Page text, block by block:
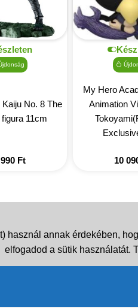
No. 8 The
11cm
Ft
My Hero
Animation
10
használ annak érdekében,
elfogadod a sütik használatát.